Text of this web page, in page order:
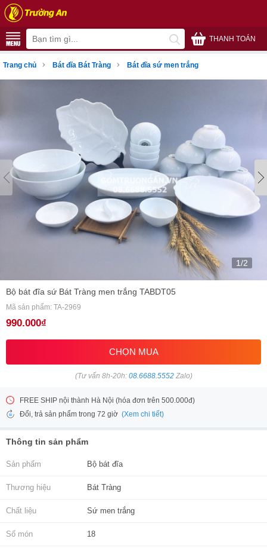
THANH TOÁN
Trang chủ › Bát đĩa Bát Tràng › Bát đĩa sứ men trắng
1/2
Bộ bát đĩa sứ Bát Tràng men trắng TABDT05
Mã sản phẩm: TA-2969
990.000₫
CHỌN MUA
(Tư vấn 8h-20h: 08.6688.5552Zalo)
FREE SHIP nội thành Hà Nội (hóa đơn trên 500.000đ)
Đổi, trả sản phẩm trong 72 giờ (Xem chi tiết)
Thông tin sản phẩm
Sản phẩm Bộ bát đĩa
Thương hiệu Bát Tràng
Chất liệu Sứ men trắng
Số món 18